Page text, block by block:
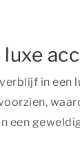
in
een